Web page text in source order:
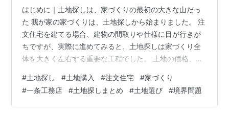
はじめに｜土地探しは、家づくりの最初の大きな山だっ
た 我が家の家づくりは、土地探しから始まりました。 注
文住宅を建てる場合、建物の間取りや仕様に目が行きが
ちですが、実際に進めてみると、土地探しは家づくり全
体を大きく左右する重要な工程でした。 土地の価格、広
ーカーとの相性など、考えることは想像以上に多かった
です。 このブログでは、土地探しの初期段階から、候補
地の比較、購入判断、契約後に判明した越境問題、土地
#土地探し #土地購入 #注文住宅 #家づくり
#一条工務店 #土地探しまとめ #土地選び #境界問題